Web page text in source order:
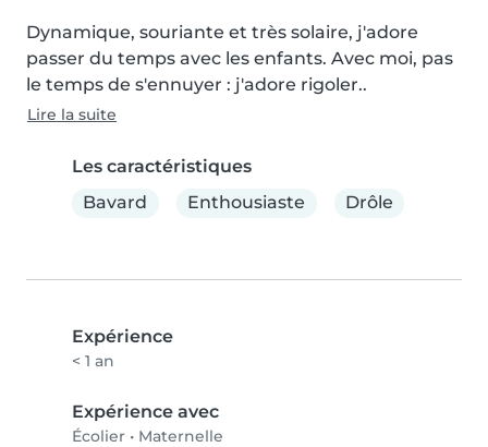
Dynamique, souriante et très solaire, j'adore
passer du temps avec les enfants. Avec moi, pas
le temps de s'ennuyer : j'adore rigoler..
Lire la suite
Les caractéristiques
Bavard
Enthousiaste Drôle
Expérience
< 1 an
Expérience avec
Écolier • Maternelle